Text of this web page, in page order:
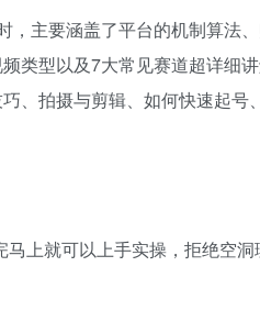
，主要涵盖了平台的机制算法
类型以及7大常见赛道超详细
、拍摄与剪辑、如何快速起
上就可以上手实操，拒绝空洞